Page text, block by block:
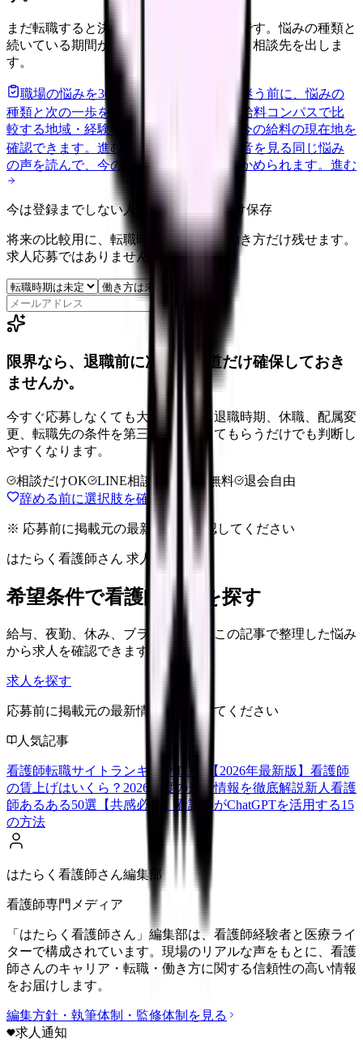
まだ転職すると決めていなくても大丈夫です。悩みの種類と
続いている期間から、次に見るべき記事と相談先を出しま
す。
職場の悩みを30秒で診断
辞めるべきか迷う前に、悩みの
種類と次の一歩を整理します。
給料コンパスで比
較する地域・経験年数・施設形態から、今の給料の現在地を
確認できます。 進む 匿名掲示板で本音を見る 同じ悩み
の声を読んで、今の職場だけの問題か確かめられます。 進む
今は登録までしない人向け: 希望条件だけ保存
将来の比較用に、転職時期と気になる働き方だけ残せます。
求人応募ではありません。
限界なら、退職前に次の逃げ道だけ確保しておき
ませんか。
今すぐ応募しなくても大丈夫です。退職時期、休職、配属変
更、転職先の条件を第三者に整理してもらうだけでも判断し
やすくなります。
相談だけOK LINE相談OK 完全無料
退会自由
辞める前に選択肢を確認する
※ 応募前に掲載元の最新情報を確認してください
はたらく看護師さん 求人
希望条件で看護師求人を探す
給与、夜勤、休み、ブランクなど、この記事で整理した悩み
から求人を確認できます。
求人を探す
応募前に掲載元の最新情報を確認してください
人気記事
看護師転職サイトランキングTOP5【2026年最新版】 看護師
の賃上げはいくら？2026年度の最新情報を徹底解説新人看護
師あるある50選【共感必至】 看護師がChatGPTを活用する15
の方法
はたらく看護師さん編集部
看護師専門メディア
「はたらく看護師さん」編集部は、看護師経験者と医療ライ
ターで構成されています。現場のリアルな声をもとに、看護
師さんのキャリア・転職・働き方に関する信頼性の高い情報
をお届けします。
編集方針・執筆体制・監修体制を見る
求人通知